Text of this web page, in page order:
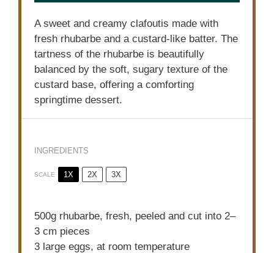
A sweet and creamy clafoutis made with
fresh rhubarbe and a custard-like batter. The
tartness of the rhubarbe is beautifully
balanced by the soft, sugary texture of the
custard base, offering a comforting
springtime dessert.
INGREDIENTS
SCALE 1X 2X 3X
500g rhubarbe, fresh, peeled and cut into2–
3 cm pieces
3 large eggs, at room temperature